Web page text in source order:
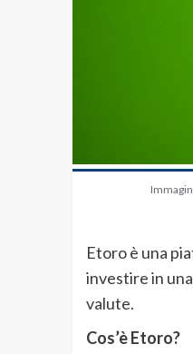
Etoro è una
investire in
valute.
Cos’è Etoro?